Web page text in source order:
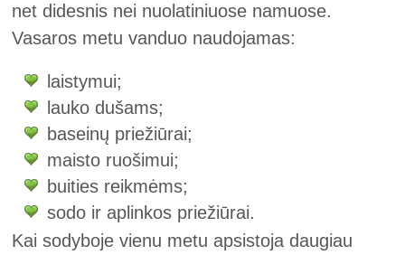
net didesnis nei nuolatiniuose namuose.
Vasaros metu vanduo naudojamas:
laistymui;
lauko dušams;
baseinų priežiūrai;
maisto ruošimui;
buities reikmėms;
sodo ir aplinkos priežiūrai.
Kai sodyboje vienu metu apsistoja daugiau